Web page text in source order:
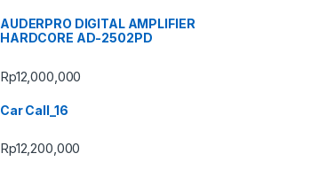
AUDERPRO DIGITAL AMPLIFIER
HARDCORE AD-2502PD
Rp12,000,000
Car Call_16
Rp12,200,000